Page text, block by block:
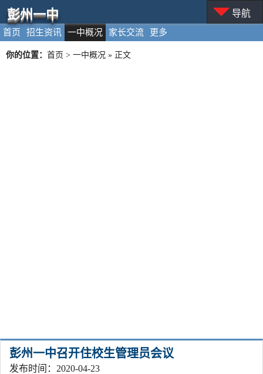
首页 招生资讯 一中概况 家长交流 更多
彭州一中 导航
你的位置： 首页 > 一中概况 » 正文
彭州一中召开住校生管理员会议
发布时间：2020-04-23